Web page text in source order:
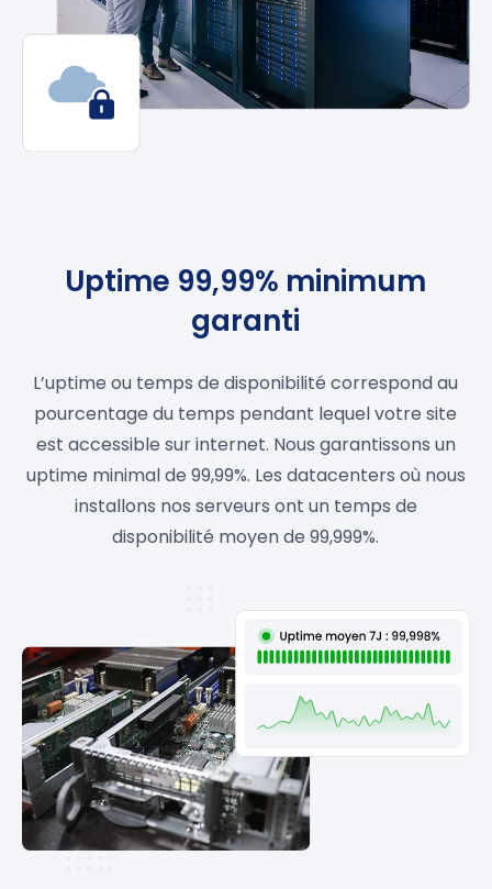
Uptime 99,99% minimum
garanti
L’uptime ou temps de disponibilité correspond au
pourcentage du temps pendant lequel votre site
est accessible sur internet. Nous garantissons un
uptime minimal de 99,99%. Les datacenters où nous
installons nos serveurs ont un temps de
disponibilité moyen de 99,999%.